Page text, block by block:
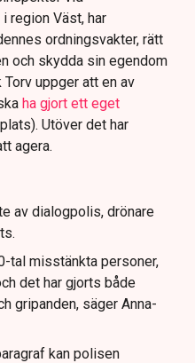
region Väst, har
ordningsvakter, rätt
och skydda sin egendom
uppger att en av
ha gjort ett eget
Utöver det har
agera.
av dialogpolis, drönare
tal misstänkta personer,
det har gjorts både
gripanden, säger Anna-
kan polisen